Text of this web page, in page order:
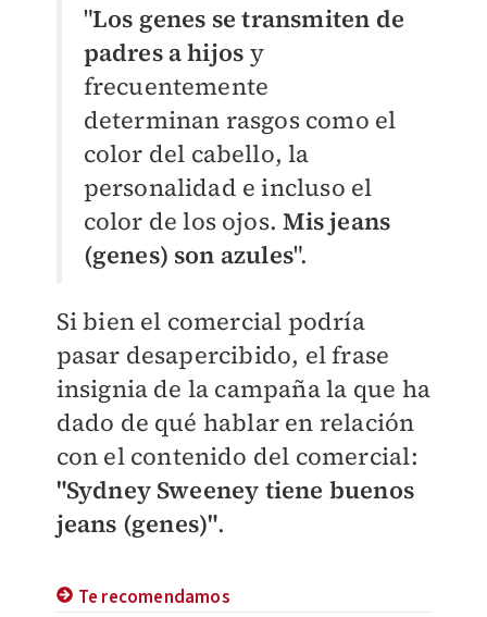
"Los genes se transmiten de
padres a hijos y
frecuentemente
determinan rasgos como el
color del cabello, la
personalidad e incluso el
color de los ojos.Mis jeans
(genes) son azules".
Si bien el comercial podría
pasar desapercibido, el frase
insignia de la campaña la que ha
dado de qué hablar en relación
con el contenido del comercial:
"Sydney Sweeney tiene buenos
jeans (genes)".
Te recomendamos